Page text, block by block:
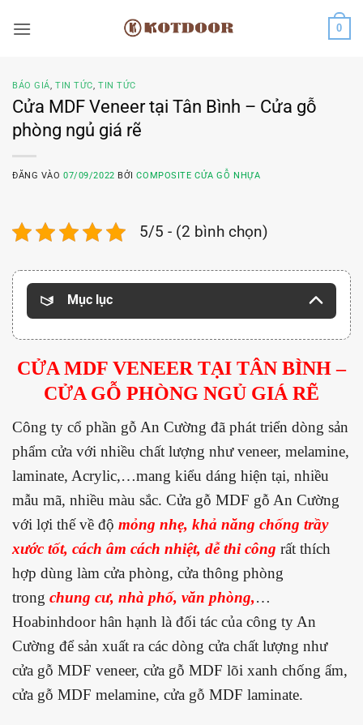
qua
0
BÁO GIÁ,TIN TỨC,TIN TỨC
Cửa MDF Veneer tại Tân Bình – Cửa gỗ
phòng ngủ giá rẽ
ĐĂNG VÀO07/09/2022 BỞICOMPOSITE CỬA GỖ NHỰA
5/5 - (2 bình chọn)
Mục lục
CỬA MDF VENEER TẠI TÂN BÌNH –
CỬA GỖ PHÒNG NGỦ GIÁ RẼ
Công ty cổ phần gỗ An Cường đã phát triển dòng sản
phẩm cửa với nhiều chất lượng như veneer, melamine,
laminate, Acrylic,…mang kiểu dáng hiện tại, nhiều
mẫu mã, nhiều màu sắc. Cửa gỗ MDF gỗ An Cường
với lợi thế về độ mỏng nhẹ, khả năng chống trầy
xước tốt, cách âm cách nhiệt, dễ thi công rất thích
hợp dùng làm cửa phòng, cửa thông phòng
trong chung cư, nhà phố, văn phòng,…
Hoabinhdoor hân hạnh là đối tác của công ty An
Cường để sản xuất ra các dòng cửa chất lượng như
cửa gỗ MDF veneer, cửa gỗ MDF lõi xanh chống ẩm,
cửa gỗ MDF melamine, cửa gỗ MDF laminate.